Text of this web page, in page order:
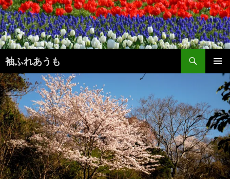
コ
ン
テ
ン
ツ
へ
ス
キ
ッ
プ
袖ふれあうも
検
索
メインメ
ニュー